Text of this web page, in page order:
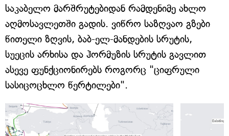
საკაბელო მარშრუტებიდან რამდენიმე ახლო
აღმოსავლეთში გადის. ვიწრო საზღვაო გზები
წითელი ზღვის, ბაბ-ელ-მანდების სრუტის,
სუეცის არხისა და ჰორმუზის სრუტის გავლით
ასევე ფუნქციონირებს როგორც "ციფრული
სასიცოცხლო წერტილები".